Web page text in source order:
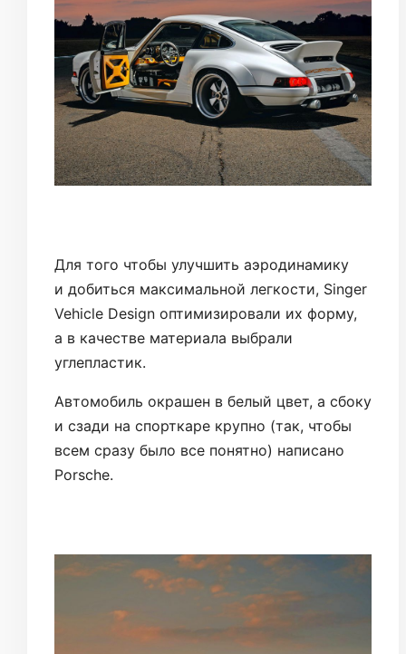
Для того чтобы улучшить аэродинамику
и добиться максимальной легкости, Singer
Vehicle Design оптимизировали их форму,
а в качестве материала выбрали
углепластик.
Автомобиль окрашен в белый цвет, а сбоку
и сзади на спорткаре крупно (так, чтобы
всем сразу было все понятно) написано
Porsche.